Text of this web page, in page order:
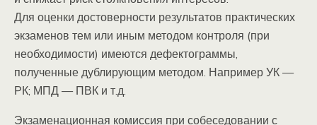
Для оценки достоверности результатов практических
экзаменов тем или иным методом контроля (при
необходимости) имеются дефектограммы,
полученные дублирующим методом. Например УК —
РК; МПД — ПВК и т.д.
Экзаменационная комиссия при собеседовании с